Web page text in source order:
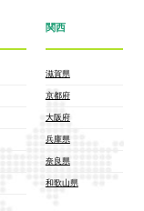
関西
滋賀県
京都府
大阪府
兵庫県
奈良県
和歌山県